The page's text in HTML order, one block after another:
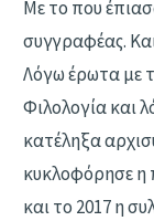
Με το που
συγγραφέας.
Λόγω έρωτα με
Φιλολογία και
κατέληξα
κυκλοφόρησε η
και το 2017 η